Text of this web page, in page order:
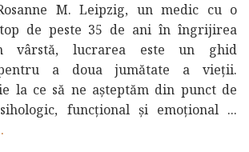
M. Leipzig, un medic cu o
de peste 35 de ani în îngrijirea
vârstă, lucrarea este un ghid
a doua jumătate a vieții.
la ce să ne așteptăm din punct de
funcțional și emoțional ...